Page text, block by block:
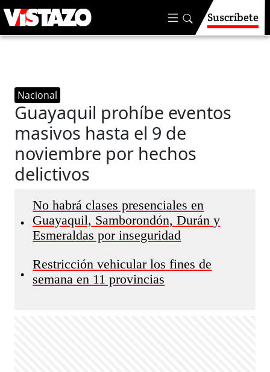
Suscríbete
Nacional
Guayaquil prohíbe eventos
masivos hasta el 9 de
noviembre por hechos
delictivos
•
No habrá clases presenciales en
Guayaquil, Samborondón, Durán y
Esmeraldas por inseguridad
•
Restricción vehicular los fines de
semana en 11 provincias